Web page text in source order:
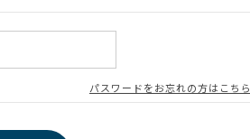
パスワードをお忘れの方はこちら